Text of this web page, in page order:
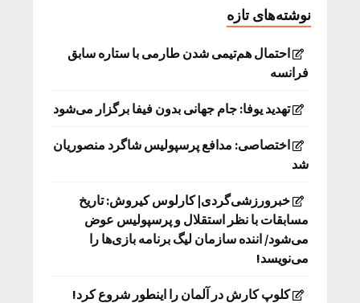
نوشته‌های تازه
احتمال هم‌تیمی شدن طارمی با ستاره سابق
فرانسه
تهدید یوفا: جام جهانی بدون فیفا برگزار می‌شود
اختصاصی: مدافع پرسپولیس شاگرد منصوریان
شد
خبرورزشی‌گردی| کارلوس کیروش: تاریخ
مسابقات با نظر استقلال و پرسپولیس عوض
می‌شود/ اننده سازمان لیگ برنامه بازی‌ها را
می‌نویسد!
کلوپ کارش در آلمان را اینطور شروع کرد!